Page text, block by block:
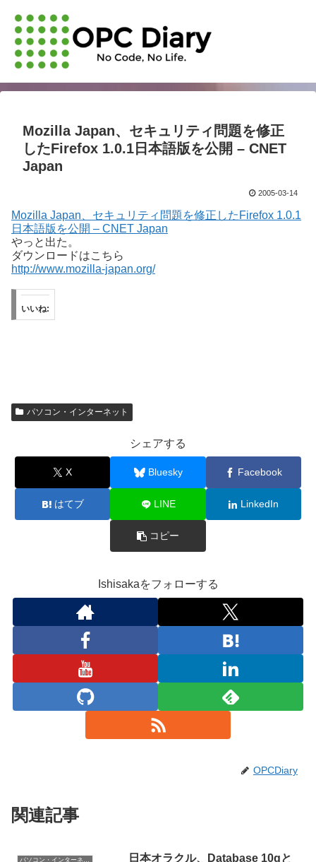
Mozilla Japan、セキュリティ問題を修正
したFirefox 1.0.1日本語版を公開 – CNET
Japan
2005-03-14
Mozilla Japan、セキュリティ問題を修正したFirefox 1.0.1
日本語版を公開 – CNET Japan
やっと出た。
ダウンロードはこちら
http://www.mozilla-japan.org/
いいね:
パソコン・インターネット
シェアする
X Bluesky Facebook
はてブ LINE LinkedIn
コピー
Ishisakaをフォローする
OPCDiary
関連記事
パソコン・インターネット
日本オラクル、Database 10gと